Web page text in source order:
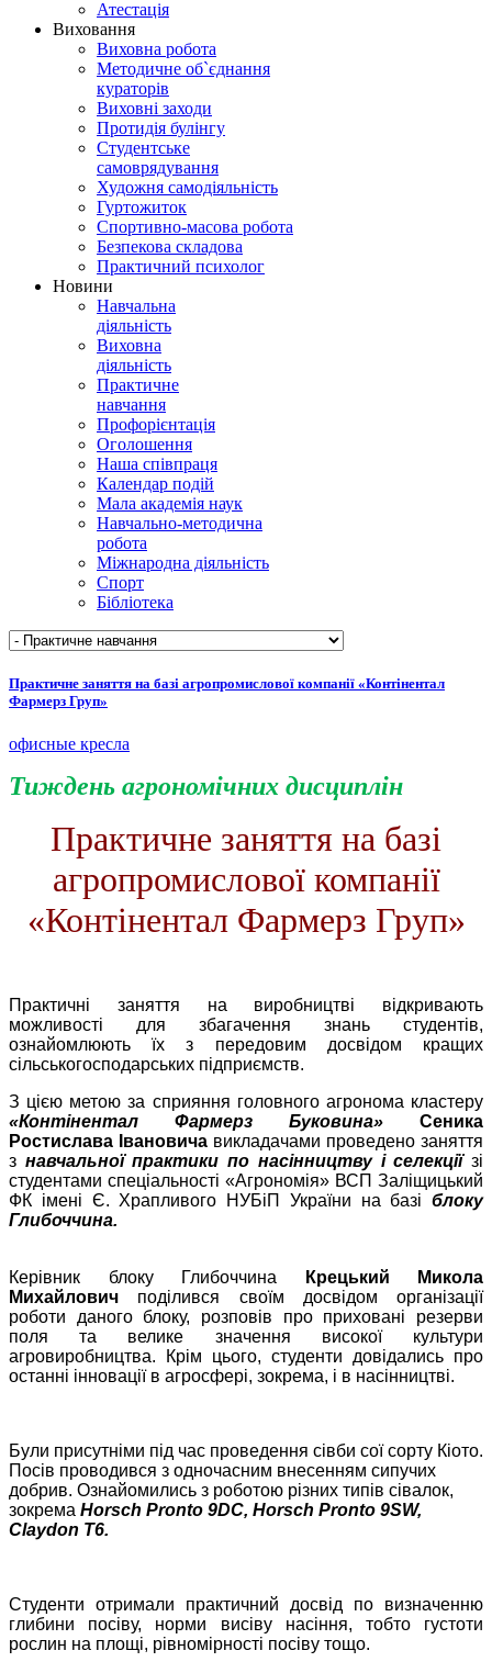
Атестація
Виховання
Виховна робота
Методичне об`єднання
кураторів
Виховні заходи
Протидія булінгу
Студентське
самоврядування
Художня самодіяльність
Гуртожиток
Спортивно-масова робота
Безпекова складова
Практичний психолог
Новини
Навчальна
діяльність
Виховна
діяльність
Практичне
навчання
Профорієнтація
Оголошення
Наша співпраця
Календар подій
Мала академія наук
Навчально-методична
робота
Міжнародна діяльність
Спорт
Бібліотека
Практичне заняття на базі агропромислової компанії «Контінентал
Фармерз Груп»
офисные кресла
Тиждень агрономічних дисциплін
Практичне заняття на базі
агропромислової компанії
«Контінентал Фармерз Груп»
Практичні заняття на виробництві відкривають
можливості для збагачення знань студентів,
ознайомлюють їх з передовим досвідом кращих
сільськогосподарських підприємств.
З цією метою за сприяння головного агронома кластеру
«Контінентал Фармерз Буковина»
Сеника
Ростислава Івановича викладачами проведено заняття
з навчальної практики по насінництву і селекціїзі
студентами спеціальності «Агрономія» ВСП Заліщицький
ФК імені Є. Храпливого НУБіП України на базі блоку
Глибоччина.
Керівник блоку Глибоччина
Крецький Микола
Михайлович поділився своїм досвідом організації
роботи даного блоку, розповів про приховані резерви
поля та велике значення високої культури
агровиробництва. Крім цього, студенти довідались про
останні інновації в агросфері, зокрема, і в насінництві.
Були присутніми під час проведення сівби сої сорту Кіото.
Посів проводився з одночасним внесенням сипучих
добрив. Ознайомились з роботою різних типів сівалок,
зокрема Horsch Pronto 9DС, Horsch Pronto 9SW,
Claydon T6.
Студенти отримали практичний досвід по визначенню
глибини посіву, норми висіву насіння, тобто густоти
рослин на площі, рівномірності посіву тощо.